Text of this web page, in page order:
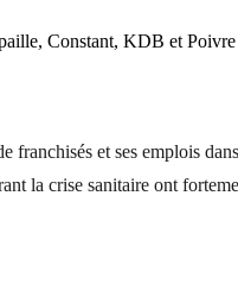
Constant, KDB et
franchisés et ses emplois
la crise sanitaire ont